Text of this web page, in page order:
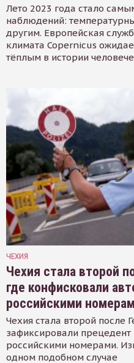
Лето 2023 года стало
наблюдений:
другим. Европейская
климата Copernicus
тёплым в истории
ЧЕХИЯ
Чехия стала второй
где конфисковали
российскими
Чехия стала второй после
зафиксировали
российскими номерами.
одном подобном случае